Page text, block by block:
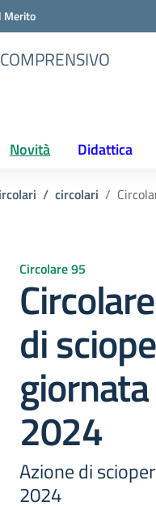
Merito
Novità Didattica
circolari
Circolare 95
di
2024
Azione di
2024